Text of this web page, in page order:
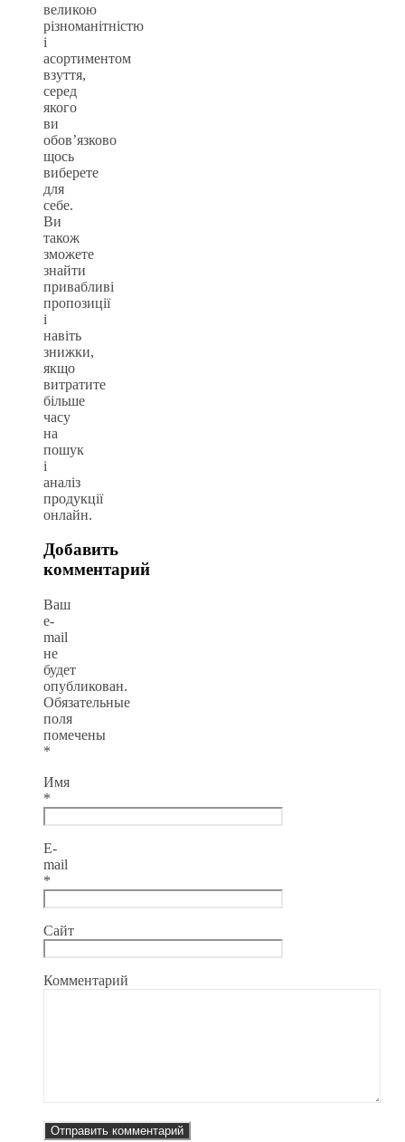
великою
різноманітністю
і
асортиментом
взуття,
серед
якого
ви
обов’язково
щось
виберете
для
себе.
Ви
також
зможете
знайти
привабливі
пропозиції
і
навіть
знижки,
якщо
витратите
більше
часу
на
пошук
і
аналіз
продукції
онлайн.
Добавить
комментарий
Ваш
e-
mail
не
будет
опубликован.
Обязательные
поля
помечены
*
Имя
*
E-
mail
*
Сайт
Комментарий